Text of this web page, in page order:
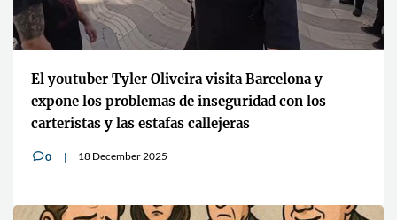
El youtuber Tyler Oliveira visita Barcelona y
expone los problemas de inseguridad con los
carteristas y las estafas callejeras
v0 18 December 2025